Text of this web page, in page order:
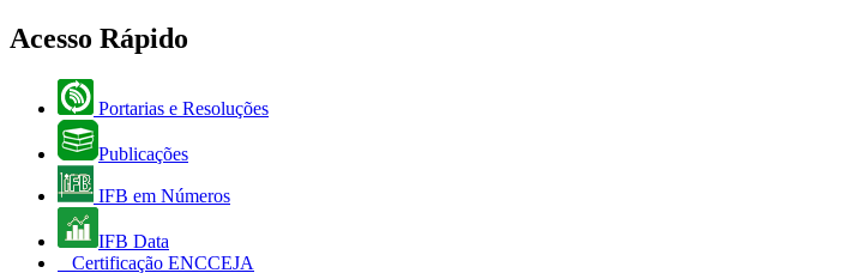
Acesso Rápido
Portarias e Resoluções
Publicações
IFB em Números
IFB Data
Certificação ENCCEJA